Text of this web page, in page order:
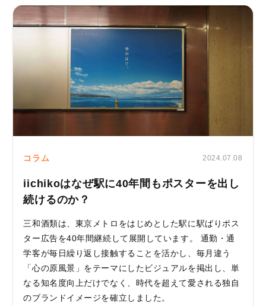
コラム 2024.07.08
iichikoはなぜ駅に40年間もポスターを出し
続けるのか？
三和酒類は、東京メトロをはじめとした駅に駅ばりポス
ター広告を40年間継続して展開しています。 通勤・通
学客が毎日繰り返し接触することを活かし、毎月違う
「心の原風景」をテーマにしたビジュアルを掲出し、単
なる知名度向上だけでなく、時代を超えて愛される独自
のブランドイメージを確立しました。